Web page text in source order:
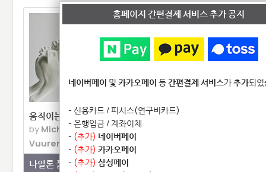
움직이는 스프링복스
byMichaella Janse van
Vuuren
나일론 플라스틱
Mesh Armor Collar
홈페이지 간편결제 서비스 추가 공지
네이버페이 및 카카오페이 등간편결제 서비스가추가되
- 신용카드 / 피시스(연구비카드)
- 은행입금 / 계좌이체
- (추가) 네이버페이
- (추가) 카카오페이
- (추가) 삼성페이